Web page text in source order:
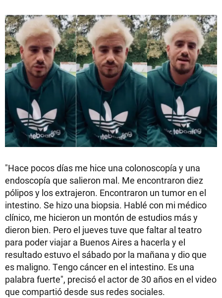
"Hace pocos días me hice una colonoscopía y una
endoscopía que salieron mal. Me encontraron diez
pólipos y los extrajeron. Encontraron un tumor en el
intestino. Se hizo una biopsia. Hablé con mi médico
clínico, me hicieron un montón de estudios más y
dieron bien. Pero el jueves tuve que faltar al teatro
para poder viajar a Buenos Aires a hacerla y el
resultado estuvo el sábado por la mañana y dio que
es maligno. Tengo cáncer en el intestino. Es una
palabra fuerte", precisó el actor de 30 años en el video
que compartió desde sus redes sociales.